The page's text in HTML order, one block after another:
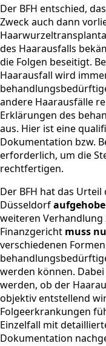
Der BFH entschied,
Zweck auch dann
des Haarausfalls
die Folgen beseitigt.
Haarausfall wird
andere Haarausfälle
Erklärungen des
aus. Hier ist eine
Dokumentation bzw.
erforderlich, um die
rechtfertigen.
Der BFH hat das
Düsseldorf
weiteren Verhandlung
Finanzgericht muss
verschiedenen
werden können.
werden, ob der
objektiv entstellend
Folgeerkrankungen
Einzelfall mit
Dokumentation